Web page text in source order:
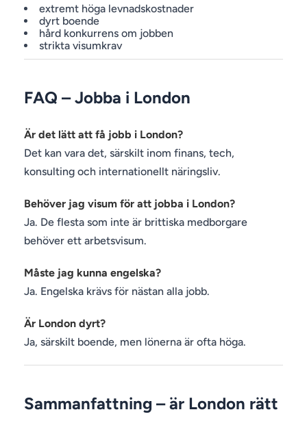
extremt höga levnadskostnader
dyrt boende
hård konkurrens om jobben
strikta visumkrav
FAQ – Jobba i London
Är det lätt att få jobb i London?
Det kan vara det, särskilt inom finans, tech,
konsulting och internationellt näringsliv.
Behöver jag visum för att jobba i London?
Ja. De flesta som inte är brittiska medborgare
behöver ett arbetsvisum.
Måste jag kunna engelska?
Ja. Engelska krävs för nästan alla jobb.
Är London dyrt?
Ja, särskilt boende, men lönerna är ofta höga.
Sammanfattning – är London rätt